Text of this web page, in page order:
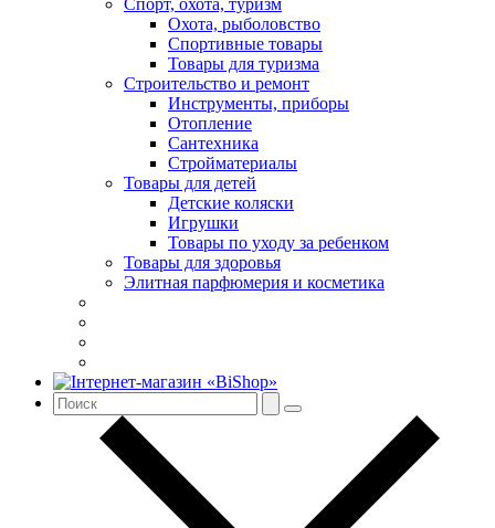
Охота, рыболовство
Спортивные товары
Товары для туризма
Строительство и ремонт
Инструменты, приборы
Отопление
Сантехника
Стройматериалы
Товары для детей
Детские коляски
Игрушки
Товары по уходу за ребенком
Товары для здоровья
Элитная парфюмерия и косметика